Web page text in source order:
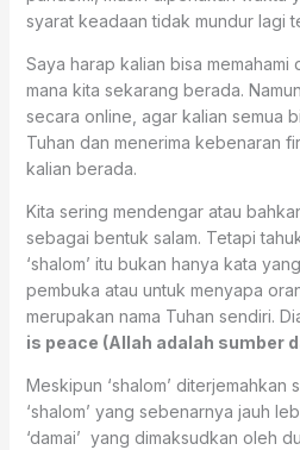
syarat keadaan tidak mundur lagi
Saya harap kalian bisa memahami
mana kita sekarang berada.
secara online, agar kalian semua
Tuhan dan menerima kebenaran
kalian berada.
Kita sering mendengar atau
sebagai bentuk salam. Tetapi
‘shalom’ itu bukan hanya kata
pembuka atau untuk menyapa
merupakan nama Tuhan sendiri.
is peace (Allah adalah sumber
Meskipun ‘shalom’ diterjemahkan
‘shalom’ yang sebenarnya jauh
‘damai’ yang dimaksudkan oleh